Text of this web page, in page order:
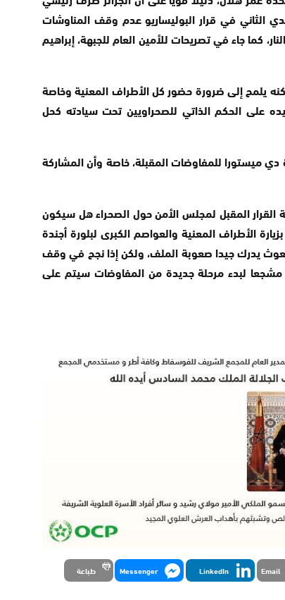
الثاني في قرار البوليساريو عدم وقف المناوشات
كما جاء في تصريحات للأمين العام للجبهة، إبراهيم
يلمح إلى ضرورة حضور كل الأطراف المعنية وخاصة
على الحكم الذاتي للصحراويين تحت سيادته كحل
ميستورا للمفاوضات المقبلة، خاصة وأن المشاركة
القرار المقبل لمجلس الأمن حول الصحراء هل سيكون
الأطراف المعنية والعواصم الكبرى لبلورة أجندة
يدرك جيدا صعوبة الملف، ولكن إذا نجح في وقف
مشجعا لبدء مرحلة جديدة من المفاوضات سيتم على
Email
LinkedIn
Messenger طباعة